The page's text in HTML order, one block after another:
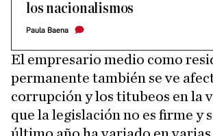
los nacionalismos
Paula Baena
El empresario medio como
permanente también se ve
corrupción y los titubeos en la
que la legislación no es firme y